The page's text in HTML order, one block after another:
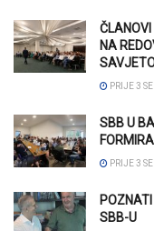
ČLANOVI
NA
PRIJE 3
SBB U
PRIJE 3
SBB-U